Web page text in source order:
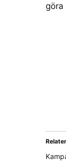
göra